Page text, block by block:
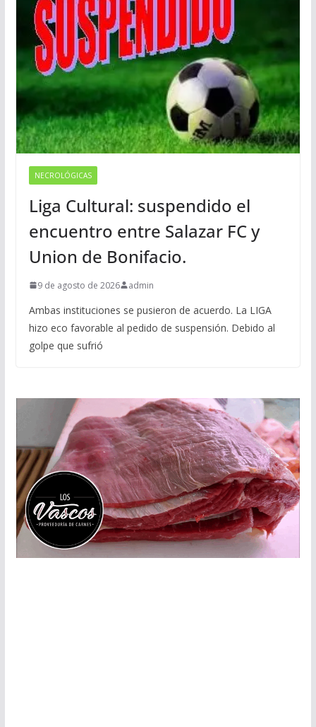
NECROLÓGICAS
Liga Cultural: suspendido el
encuentro entre Salazar FC y
Union de Bonifacio.
9 de agosto de 2026 admin
Ambas instituciones se pusieron de acuerdo. La LIGA
hizo eco favorable al pedido de suspensión. Debido al
golpe que sufrió